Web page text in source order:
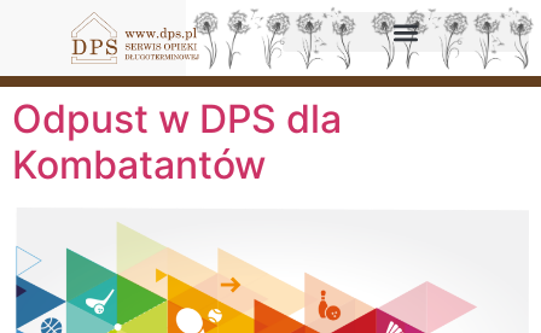
Odpust w DPS dla
Kombatantów